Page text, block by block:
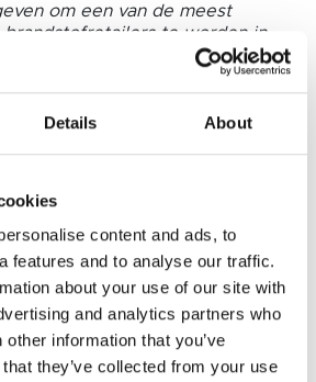
Details About
content and ads, to
features and to analyse our traffic.
about your use of our site with
and analytics partners who
information that you’ve
they’ve collected from your use
om een van de meest
brandstofretailers te worden in